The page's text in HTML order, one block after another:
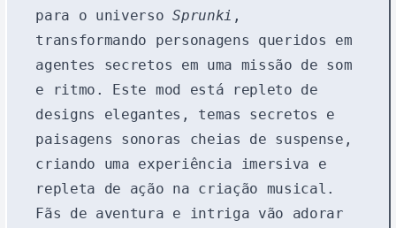
para o universoSprunki ,
transformando personagens queridos em
agentes secretos em uma missão de som
e ritmo. Este mod está repleto de
designs elegantes, temas secretos e
paisagens sonoras cheias de suspense,
criando uma experiência imersiva e
repleta de ação na criação musical.
Fãs de aventura e intriga vão adorar